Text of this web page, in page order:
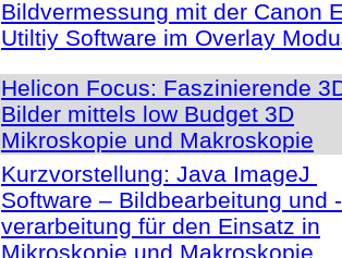
Bildvermessung mit der Canon
Utiltiy Software im Overlay
Helicon Focus: Faszinierende
Bilder mittels low Budget 3D
Mikroskopie und Makroskopie
Kurzvorstellung: Java ImageJ
Software – Bildbearbeitung und -
verarbeitung für den Einsatz in
Mikroskopie und Makroskopie